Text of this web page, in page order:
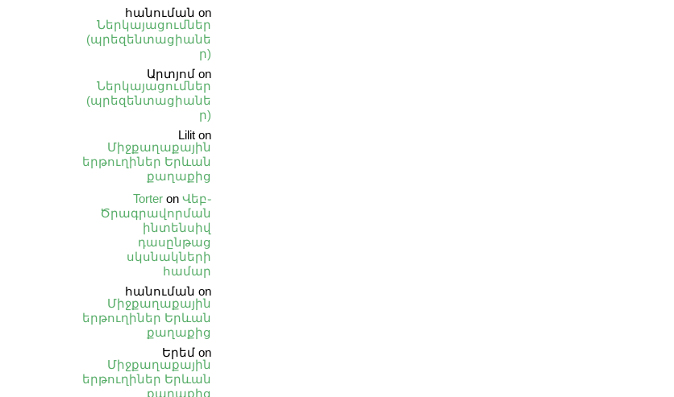
հանուման on
Ներկայացումներ
(պրեզենտացիանե
ր)
Արտյոմ on
Ներկայացումներ
(պրեզենտացիանե
ր)
Lilit on
Միջքաղաքային
երթուղիներ Երևան
քաղաքից
Torter on Վեբ֊
Ծրագրավորման
ինտենսիվ
դասընթաց
սկսնակների
համար
հանուման on
Միջքաղաքային
երթուղիներ Երևան
քաղաքից
Երեմ on
Միջքաղաքային
երթուղիներ Երևան
քաղաքից